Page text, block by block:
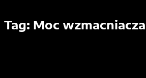
Tag: Moc wzmacniacza